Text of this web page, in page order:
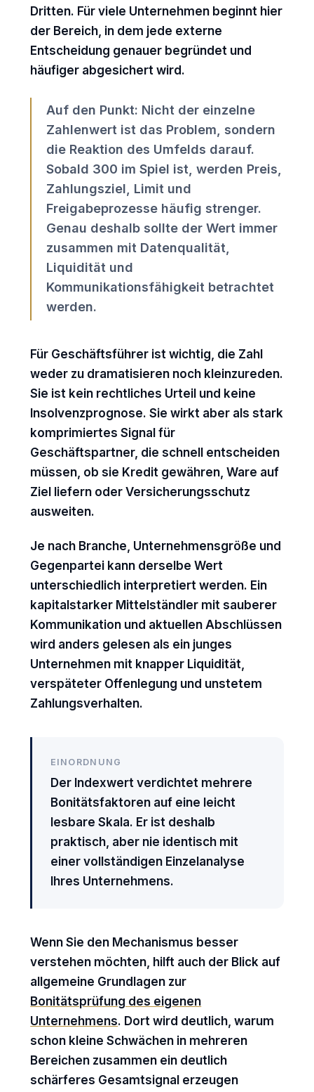
Dritten. Für viele Unternehmen beginnt hier
der Bereich, in dem jede externe
Entscheidung genauer begründet und
häufiger abgesichert wird.
Auf den Punkt: Nicht der einzelne
Zahlenwert ist das Problem, sondern
die Reaktion des Umfelds darauf.
Sobald 300 im Spiel ist, werden Preis,
Zahlungsziel, Limit und
Freigabeprozesse häufig strenger.
Genau deshalb sollte der Wert immer
zusammen mit Datenqualität,
Liquidität und
Kommunikationsfähigkeit betrachtet
werden.
Für Geschäftsführer ist wichtig, die Zahl
weder zu dramatisieren noch kleinzureden.
Sie ist kein rechtliches Urteil und keine
Insolvenzprognose. Sie wirkt aber als stark
komprimiertes Signal für
Geschäftspartner, die schnell entscheiden
müssen, ob sie Kredit gewähren, Ware auf
Ziel liefern oder Versicherungsschutz
ausweiten.
Je nach Branche, Unternehmensgröße und
Gegenpartei kann derselbe Wert
unterschiedlich interpretiert werden. Ein
kapitalstarker Mittelständler mit sauberer
Kommunikation und aktuellen Abschlüssen
wird anders gelesen als ein junges
Unternehmen mit knapper Liquidität,
verspäteter Offenlegung und unstetem
Zahlungsverhalten.
EINORDNUNG
Der Indexwert verdichtet mehrere
Bonitätsfaktoren auf eine leicht
lesbare Skala. Er ist deshalb
praktisch, aber nie identisch mit
einer vollständigen Einzelanalyse
Ihres Unternehmens.
Wenn Sie den Mechanismus besser
verstehen möchten, hilft auch der Blick auf
allgemeine Grundlagen zur
Bonitätsprüfung des eigenen
Unternehmens. Dort wird deutlich, warum
schon kleine Schwächen in mehreren
Bereichen zusammen ein deutlich
schärferes Gesamtsignal erzeugen